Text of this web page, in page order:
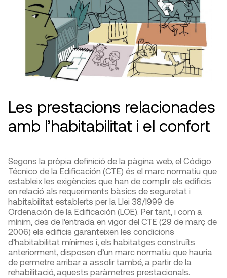
Les prestacions relacionades
amb l’habitabilitat i el confort
Segons la pròpia definició de la pàgina web, el Código
Técnico de la Edificación (CTE) és el marc normatiu que
estableix les exigències que han de complir els edificis
en relació als requeriments bàsics de seguretat i
habitabilitat establerts per la Llei 38/1999 de
Ordenación de la Edificación (LOE). Per tant, i com a
mínim, des de l’entrada en vigor del CTE (29 de març de
2006) els edificis garanteixen les condicions
d’habitabilitat mínimes i, els habitatges construïts
anteriorment, disposen d’un marc normatiu que hauria
de permetre arribar a assolir també, a partir de la
rehabilitació, aquests paràmetres prestacionals.